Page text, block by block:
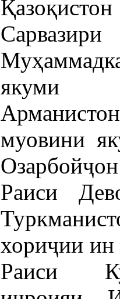
якуми
муовини
Раиси
хориҷии
Раиси